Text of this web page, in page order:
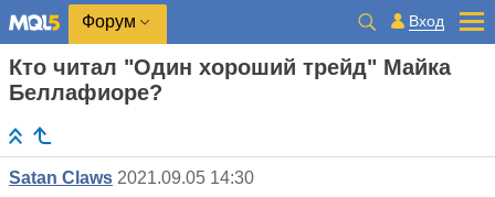
Форум Вход
Кто читал "Один хороший трейд" Майка
Беллафиоре?
Satan Claws 2021.09.05 14:30